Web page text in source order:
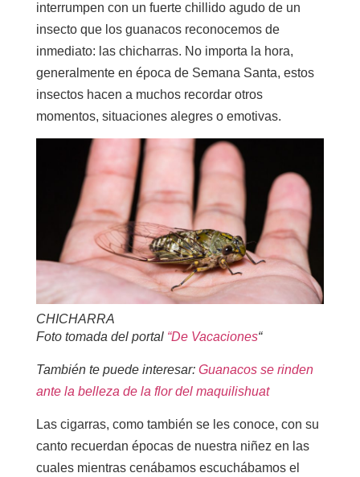
interrumpen con un fuerte chillido agudo de un
insecto que los guanacos reconocemos de
inmediato: las chicharras. No importa la hora,
generalmente en época de Semana Santa, estos
insectos hacen a muchos recordar otros
momentos, situaciones alegres o emotivas.
CHICHARRA
Foto tomada del portal “De Vacaciones“
También te puede interesar: Guanacos se rinden
ante la belleza de la flor del maquilishuat
Las cigarras, como también se les conoce, con su
canto recuerdan épocas de nuestra niñez en las
cuales mientras cenábamos escuchábamos el